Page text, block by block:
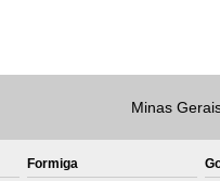
Private Label
Bones
Private
Minas
Formiga